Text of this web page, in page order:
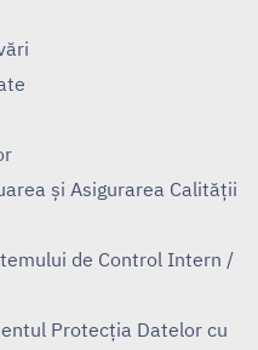
Calității
de Control Intern /
Protecția Datelor cu